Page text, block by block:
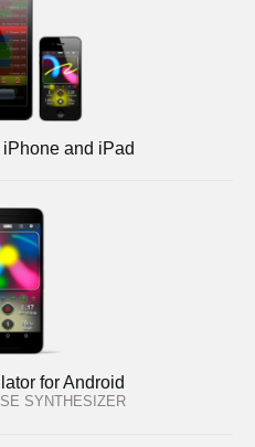
and iPad
for Android
SYNTHESIZER